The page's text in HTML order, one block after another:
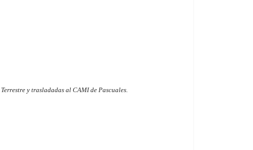
y trasladadas al CAMI de Pascuales.